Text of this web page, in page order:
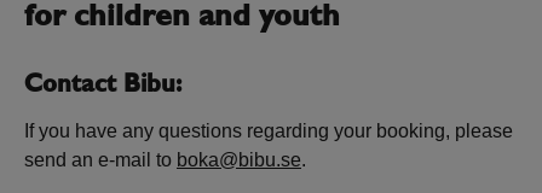
for children and youth
Contact Bibu:
If you have any questions regarding your booking, please
send an e-mail to boka@bibu.se.